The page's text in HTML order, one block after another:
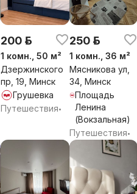
200 р.
1 комн., 50 м²
Дзержинского
пр, 19, Минск
Грушевка
Путешествия•
250 р.
1 комн., 36 м²
Мясникова ул,
34, Минск
Площадь
Ленина
(Вокзальная)
Путешествия•